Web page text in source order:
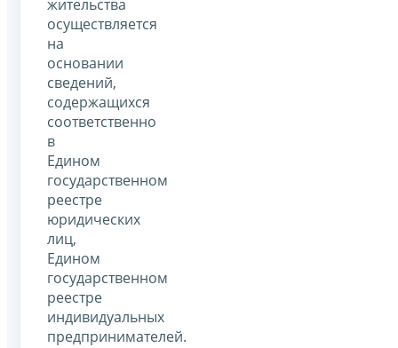
жительства
осуществляется
на
основании
сведений,
содержащихся
соответственно
в
Едином
государственном
реестре
юридических
лиц,
Едином
государственном
реестре
индивидуальных
предпринимателей.